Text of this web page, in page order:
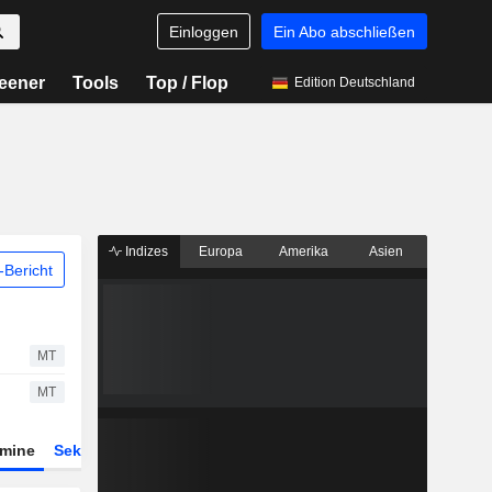
Einloggen Ein Abo abschließen
Tools Top / Flop Edition Deutschland
Bericht
MT
MT
Sektor
Indizes Europa Amerika Asien